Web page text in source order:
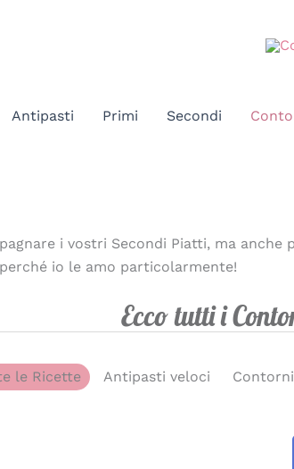
Antipasti Primi Secondi
i vostri Secondi Piatti, ma
io le amo particolarmente!
Ecco tutti i
le Ricette Antipasti veloci Contorni